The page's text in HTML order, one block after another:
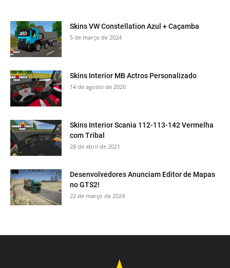
Skins VW Constellation Azul + Caçamba
5 de março de 2024
Skins Interior MB Actros Personalizado
14 de agosto de 2020
Skins Interior Scania 112-113-142 Vermelha
com Tribal
28 de abril de 2021
Desenvolvedores Anunciam Editor de Mapas
no GTS2!
22 de março de 2024